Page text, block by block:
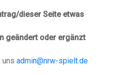
dieser Seite etwas
geändert oder ergänzt
uns admin@nrw-spielt.de